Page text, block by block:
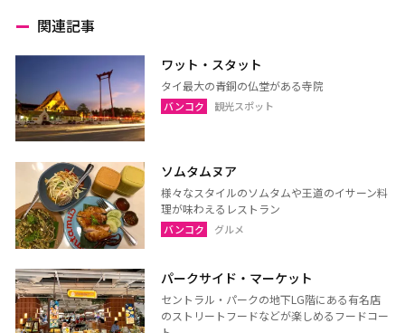
関連記事
ワット・スタット
タイ最大の青銅の仏堂がある寺院
バンコク 観光スポット
ソムタムヌア
様々なスタイルのソムタムや王道のイサーン料
理が味わえるレストラン
バンコク グルメ
パークサイド・マーケット
セントラル・パークの地下LG階にある有名店
のストリートフードなどが楽しめるフードコー